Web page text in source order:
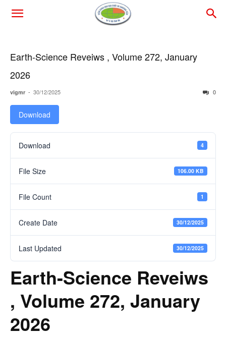
Earth-Science Reveiws , Volume 272, January
2026
vigmr - 30/12/2025 0
Download
Download 4
File Size 106.00 KB
File Count 1
Create Date 30/12/2025
Last Updated 30/12/2025
Earth-Science Reveiws
, Volume 272, January
2026